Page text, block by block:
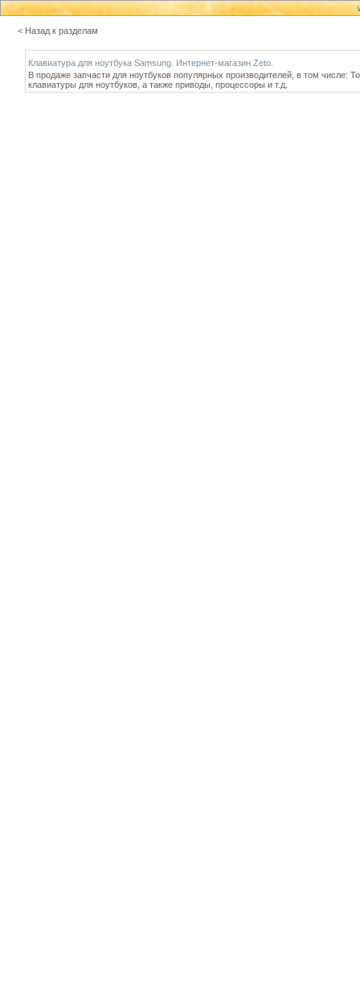
< Назад к разделам
Клавиатура для ноутбука Samsung. Интернет-магазин Zeto.
В продаже запчасти для ноутбуков популярных производителей, в том числе:
клавиатуры для ноутбуков, а также приводы, процессоры и т.д.